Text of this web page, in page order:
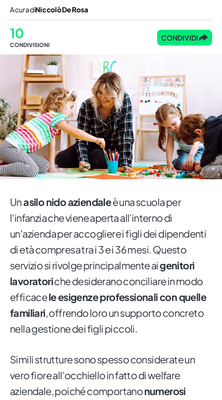
A cura diNiccolò De Rosa
10
CONDIVISIONI
CONDIVIDI
Unasilo nido aziendaleè una scuola per
l'infanzia che viene aperta all’interno di
un'azienda per accogliere i figli dei dipendenti
di età compresa tra i 3 e i 36 mesi. Questo
servizio si rivolge principalmente aigenitori
lavoratoriche desiderano conciliare in modo
efficacele esigenze professionali con quelle
familiari, offrendo loro un supporto concreto
nella gestione dei figli piccoli.
Simili strutture sono spesso considerate un
vero fiore all'occhiello in fatto di welfare
aziendale, poiché comportanonumerosi